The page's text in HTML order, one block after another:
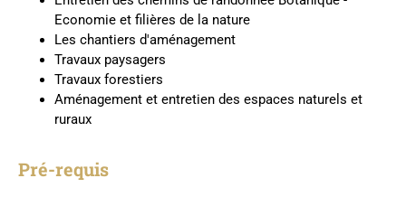
Economie et filières de la nature
Les chantiers d'aménagement
Travaux paysagers
Travaux forestiers
Aménagement et entretien des espaces naturels et
ruraux
Pré-requis